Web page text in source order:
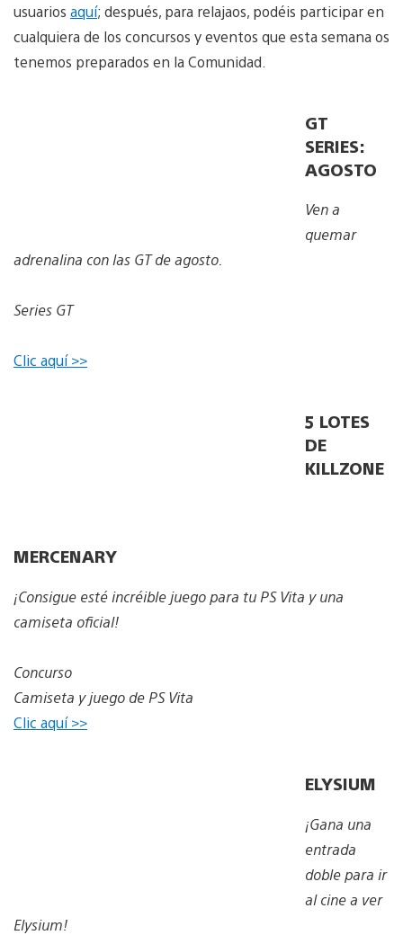
usuarios aquí; después, para relajaos, podéis participar en
cualquiera de los concursos y eventos que esta semana os
tenemos preparados en la Comunidad.
GT
SERIES:
AGOSTO
Ven a
quemar
adrenalina con las GT de agosto.
Series GT
Clic aquí >>
5 LOTES
DE
KILLZONE
MERCENARY
¡Consigue esté incréible juego para tu PS Vita y una
camiseta oficial!
Concurso
Camiseta y juego de PS Vita
Clic aquí >>
ELYSIUM
¡Gana una
entrada
doble para ir
al cine a ver
Elysium!